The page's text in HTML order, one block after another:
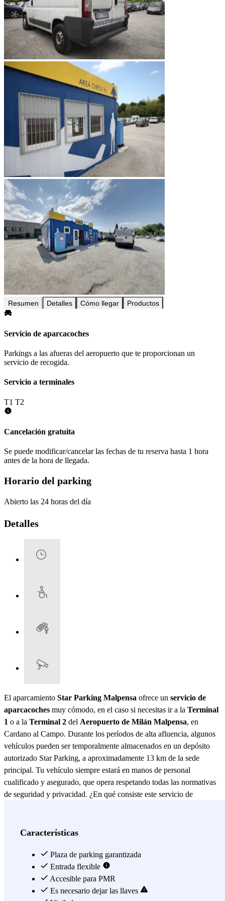
Resumen Detalles Cómo llegar Productos
Servicio de aparcacoches
Parkings a las afueras del aeropuerto que te proporcionan un
servicio de recogida.
Servicio a terminales
T1 T2
Cancelación gratuita
Se puede modificar/cancelar las fechas de tu reserva hasta 1 hora
antes de la hora de llegada.
Horario del parking
Abierto las 24 horas del día
Detalles
El aparcamiento Star Parking Malpensa ofrece un servicio de
aparcacoches muy cómodo, en el caso si necesitas ir a la Terminal
1 o a la Terminal 2 del Aeropuerto de Milán Malpensa, en
Cardano al Campo. Durante los períodos de alta afluencia, algunos
vehículos pueden ser temporalmente almacenados en un depósito
autorizado Star Parking, a aproximadamente 13 km de la sede
principal. Tu vehículo siempre estará en manos de personal
cualificado y asegurado, que opera respetando todas las normativas
de seguridad y privacidad. ¿En qué consiste este servicio de
aeropuerto con el coche sin preocuparse por encontrar un lugar para
donde un conductor altamente cualificado del Star Parking
Malpensa recogerá su coche y lo llevará a un parking
completamente seguro. Disfrutar de este servicio de aparcamiento de
coches del Star Parking Malpensa no tiene complicación alguna:
Características
Plaza de parking garantizada
Entrada flexible
Accesible para PMR
Es necesario dejar las llaves